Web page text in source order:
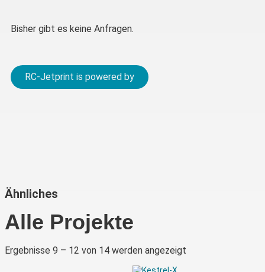
Bisher gibt es keine Anfragen.
RC-Jetprint is powered by
Ähnliches
Alle Projekte
Ergebnisse 9 – 12 von 14 werden angezeigt